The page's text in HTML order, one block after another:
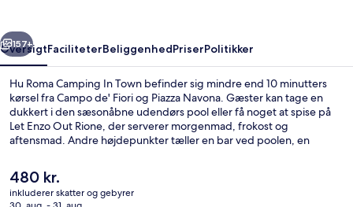
Næste
157+
OversigtFaciliteterBeliggenhedPriserPolitikker
Hu Roma Camping In Town befinder sig mindre end 10 minutters
kørsel fra Campo de' Fiori og Piazza Navona. Gæster kan tage en
dukkert i den sæsonåbne udendørs pool eller få noget at spise på
Let Enzo Out Rione, der serverer morgenmad, frokost og
aftensmad. Andre højdepunkter tæller en bar ved poolen, en
hjælpsomme personale og beliggenhed.
Den
nuværende
pris
480 kr.
inkluderer skatter og gebyrer